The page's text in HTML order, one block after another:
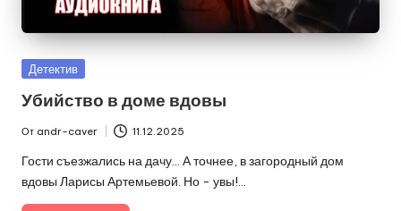
Опубликовано
Детектив
Убийство в доме вдовы
Запись
от
От andr-caver 11.12.2025
Гости съезжались на дачу… А точнее, в загородный дом
вдовы Ларисы Артемьевой. Но - увы!…